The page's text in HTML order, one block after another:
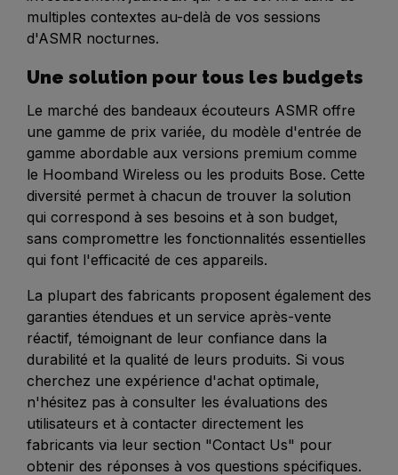
multiples contextes au-delà de vos sessions
d'ASMR nocturnes.
Une solution pour tous les budgets
Le marché des bandeaux écouteurs ASMR offre
une gamme de prix variée, du modèle d'entrée de
gamme abordable aux versions premium comme
le Hoomband Wireless ou les produits Bose. Cette
diversité permet à chacun de trouver la solution
qui correspond à ses besoins et à son budget,
sans compromettre les fonctionnalités essentielles
qui font l'efficacité de ces appareils.
La plupart des fabricants proposent également des
garanties étendues et un service après-vente
réactif, témoignant de leur confiance dans la
durabilité et la qualité de leurs produits. Si vous
cherchez une expérience d'achat optimale,
n'hésitez pas à consulter les évaluations des
utilisateurs et à contacter directement les
fabricants via leur section "Contact Us" pour
obtenir des réponses à vos questions spécifiques.